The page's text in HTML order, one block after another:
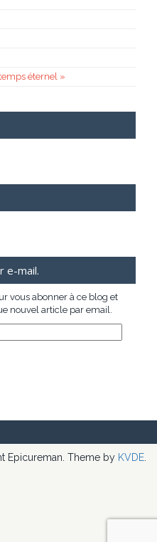
éternel »
e-mail.
vous abonner à ce blog et
nouvel article par email.
Epicureman. Theme by KVDE.